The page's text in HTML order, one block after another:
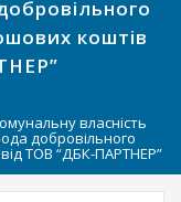
коштів
власність
добровільного
ТОВ “ДБК-ПАРТНЕР”